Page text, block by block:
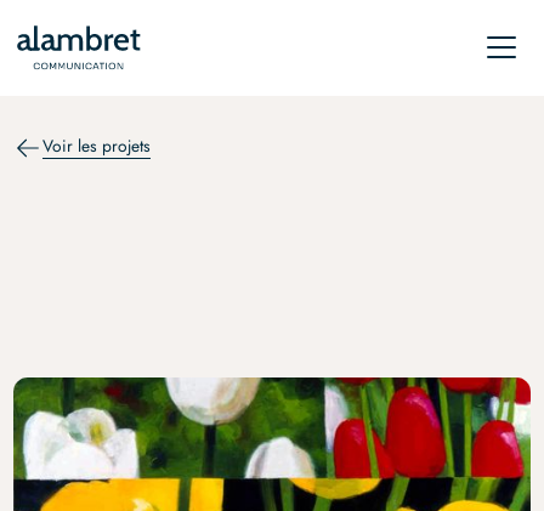
Voir les projets
RELATIONS DE PRESSE